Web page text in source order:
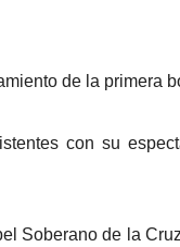
de la primera
con su
Soberano de la